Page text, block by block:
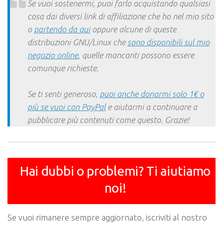
Se vuoi sostenermi, puoi farlo acquistando qualsiasi
cosa dai diversi link di affiliazione che ho nel mio sito
o partendo da quioppure alcune di queste
distribuzioni GNU/Linux che sono disponibili sul mio
negozio online, quelle mancanti possono essere
comunque richieste.
Se ti senti generoso, puoi anche donarmi solo 1€ o
più se vuoi con PayPale aiutarmi a continuare a
pubblicare più contenuti come questo. Grazie!
Hai dubbi o problemi? Ti aiutiamo
noi!
Se vuoi rimanere sempre aggiornato, iscriviti al nostro